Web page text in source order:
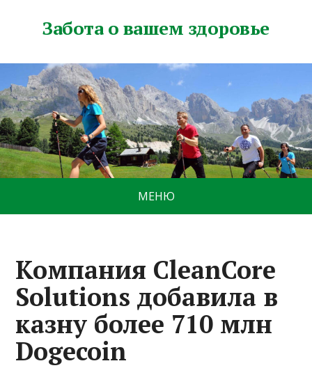
Забота о вашем здоровье
МЕНЮ
Компания CleanCore
Solutions добавила в
казну более 710 млн
Dogecoin